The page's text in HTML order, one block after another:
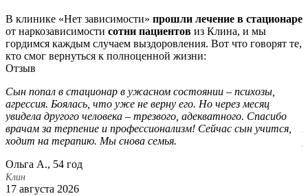
В клинике «Нет зависимости» прошли лечение в стационаре
от наркозависимости сотни пациентов из Клина, и мы
гордимся каждым случаем выздоровления. Вот что говорят те,
кто смог вернуться к полноценной жизни:
Отзыв
Сын попал в стационар в ужасном состоянии – психозы,
агрессия. Боялась, что уже не верну его. Но через месяц
увидела другого человека – трезвого, адекватного. Спасибо
врачам за терпение и профессионализм! Сейчас сын учится,
ходит на терапию. Мы снова семья.
Ольга А., 54 год
Клин
17 августа 2026